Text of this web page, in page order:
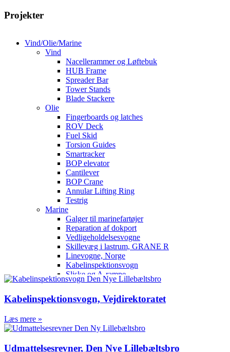
Projekter
Vind/Olie/Marine
Vind
Nacellerammer og Løftebuk
HUB Frame
Spreader Bar
Tower Stands
Blade Stackere
Olie
Fingerboards og latches
ROV Deck
Fuel Skid
Torsion Guides
Smartracker
BOP elevator
Cantilever
BOP Crane
Annular Lifting Ring
Testrig
Marine
Galger til marinefartøjer
Reparation af dokport
Vedligeholdelsesvogne
Skillevæg i lastrum, GRANE R
Linevogne, Norge
Kabelinspektionsvogn
Sliske og A-rampe
Agterport til færge
Brandslukningsanlæg
Multifunktionelt skibsfartøj
Proces – Industri
DAKA fedttanke
Kabelinspektionsvogn, Vejdirektoratet
Læs mere »
Udmattelsesrevner, Den Nye Lillebæltsbro